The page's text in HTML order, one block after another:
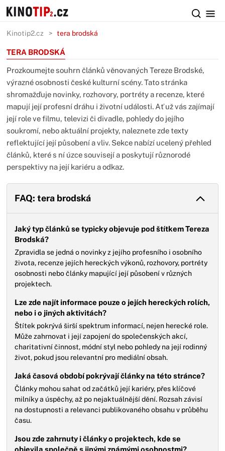
Kinotip2.cz tera brodská
TERA BRODSKÁ
Prozkoumejte souhrn článků věnovaných Tereze Brodské,
výrazné osobnosti české kulturní scény. Tato stránka
shromažďuje novinky, rozhovory, portréty a recenze, které
mapují její profesní dráhu i životní události. Ať už vás zajímají
její role ve filmu, televizi či divadle, pohledy do jejího
soukromí, nebo aktuální projekty, naleznete zde texty
reflektující její působení a vliv. Sekce nabízí ucelený přehled
článků, které s ní úzce souvisejí a poskytují různorodé
perspektivy na její kariéru a odkaz.
FAQ: tera brodská
Jaký typ článků se typicky objevuje pod štítkem Tereza
Brodská?
Zpravidla se jedná o novinky z jejího profesního i osobního
života, recenze jejích hereckých výkonů, rozhovory, portréty
osobnosti nebo články mapující její působení v různých
projektech.
Lze zde najít informace pouze o jejích hereckých rolích,
nebo i o jiných aktivitách?
Štítek pokrývá širší spektrum informací, nejen herecké role.
Může zahrnovat i její zapojení do společenských akcí,
charitativní činnost, módní styl nebo pohledy na její rodinný
život, pokud jsou relevantní pro mediální obsah.
Jaká časová období pokrývají články na této stránce?
Články mohou sahat od začátků její kariéry, přes klíčové
milníky a úspěchy, až po nejaktuálnější dění. Rozsah závisí
na dostupnosti a relevanci publikovaného obsahu v průběhu
času.
Jsou zde zahrnuty i články o projektech, kde se
objevila společně s jinými známými osobnostmi?